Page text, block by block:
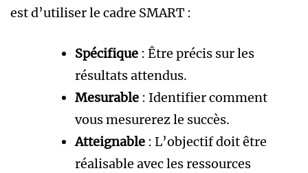
est d’utiliser le cadre SMART :
Spécifique : Être précis sur les
résultats attendus.
Mesurable : Identifier comment
vous mesurerez le succès.
Atteignable : L’objectif doit être
réalisable avec les ressources